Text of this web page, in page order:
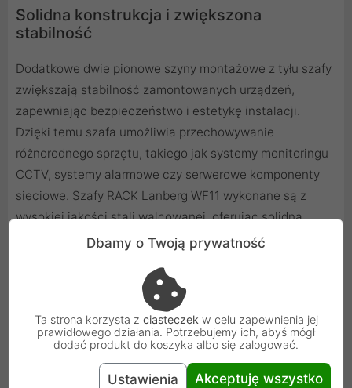
Solidna konstrukcja i zwiększona
stabilność
Dodatkowe dwie pionowe szyny montażowe z tyłu szafy
zwiększają stabilność zamontowanych urządzeń,
zapewniając bezpieczeństwo i estetykę instalacji.
Dzięki temu szafa umożliwia przechowywanie
różnorodnego sprzętu, takiego jak systemy monitoringu
CCTV, systemy alarmowe czy serwerowe komponenty
sieciowe. Szafy RACK Lanberg WF11 wykonane są z
wysokiej jakości stali walcowanej, oferując solidną
konstrukcję i niezawodność.
Dbamy o Twoją prywatność
Ta strona korzysta z ciasteczek w celu zapewnienia jej
prawidłowego działania. Potrzebujemy ich, abyś mógł
dodać produkt do koszyka albo się zalogować.
Ustawienia Akceptuję wszystko